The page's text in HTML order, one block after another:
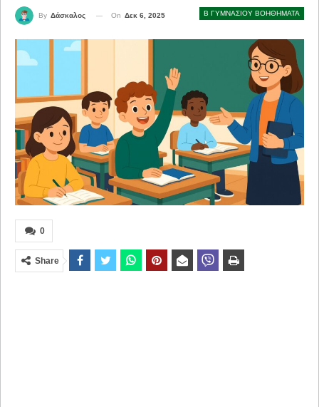
Β ΓΥΜΝΑΣΙΟΥ ΒΟΗΘΗΜΑΤΑ
By Δάσκαλος On Δεκ 6, 2025
0
Share